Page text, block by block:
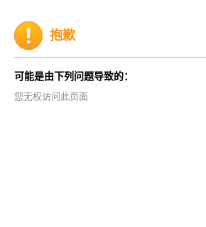
抱歉
可能是由下列问题导致的：
您无权访问此页面